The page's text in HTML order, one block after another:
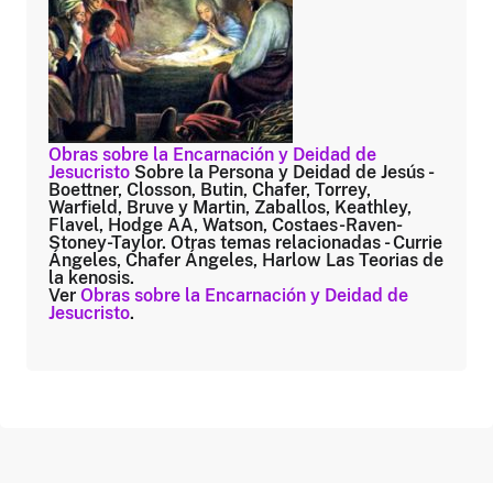
Obras sobre la Encarnación y Deidad de
Jesucristo Sobre la Persona y Deidad de Jesús -
Boettner, Closson, Butin, Chafer, Torrey,
Warfield, Bruve y Martin, Zaballos, Keathley,
Flavel, Hodge AA, Watson, Costaes-Raven-
Stoney-Taylor. Otras temas relacionadas - Currie
Ángeles, Chafer Ángeles, Harlow Las Teorias de
la kenosis.
Ver Obras sobre la Encarnación y Deidad de
Jesucristo.